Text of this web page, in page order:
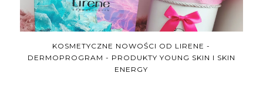
KOSMETYCZNE NOWOŚCI OD LIRENE -
DERMOPROGRAM - PRODUKTY YOUNG SKIN I SKIN
ENERGY